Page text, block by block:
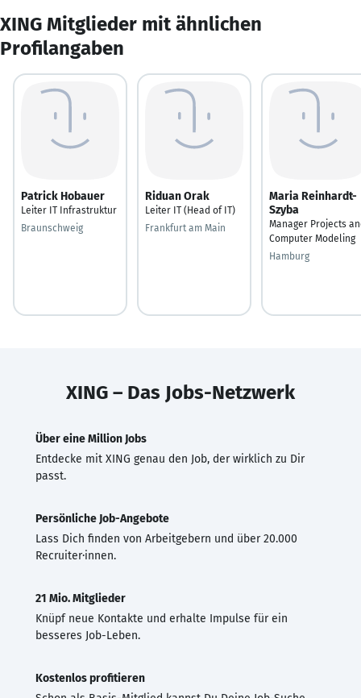
XING Mitglieder mit ähnlichen
Profilangaben
Patrick Hobauer
Leiter IT Infrastruktur
Braunschweig
Riduan Orak
Leiter IT (Head of IT)
Frankfurt am Main
Maria Reinhardt-
Szyba
Manager Projects
Computer Modeling
Hamburg
XING – Das Jobs-Netzwerk
Über eine Million Jobs
Entdecke mit XING genau den Job, der wirklich zu Dir
passt.
Persönliche Job-Angebote
Lass Dich finden von Arbeitgebern und über 20.000
Recruiter·innen.
21 Mio. Mitglieder
Knüpf neue Kontakte und erhalte Impulse für ein
besseres Job-Leben.
Kostenlos profitieren